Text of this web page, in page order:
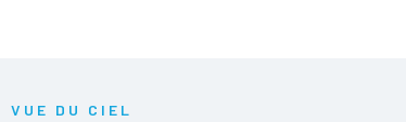
VUE DU CIEL